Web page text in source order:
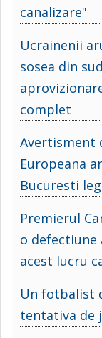
canalizare"
Ucrainenii
sosea din
complet
Avertisment
Europeana
Bucuresti
Premierul
o
acest lucru
Un fotbalist
tentativa de